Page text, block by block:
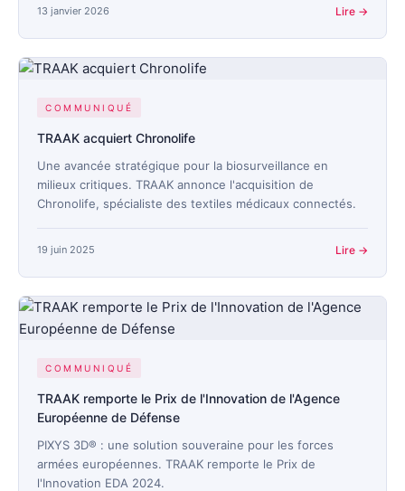
MMD01
PIXYS 3D
THESEUS
TRAAK-R & TRAAK-S
Ressources
Actualités
Contact
FR
Nous contacter
13 janvier 2026 Lire →
COMMUNIQUÉ
TRAAK acquiert Chronolife
Une avancée stratégique pour la biosurveillance en
milieux critiques. TRAAK annonce l'acquisition de
Chronolife, spécialiste des textiles médicaux connectés.
19 juin 2025 Lire →
COMMUNIQUÉ
TRAAK remporte le Prix de l'Innovation de l'Agence
Européenne de Défense
PIXYS 3D® : une solution souveraine pour les forces
armées européennes. TRAAK remporte le Prix de
l'Innovation EDA 2024.